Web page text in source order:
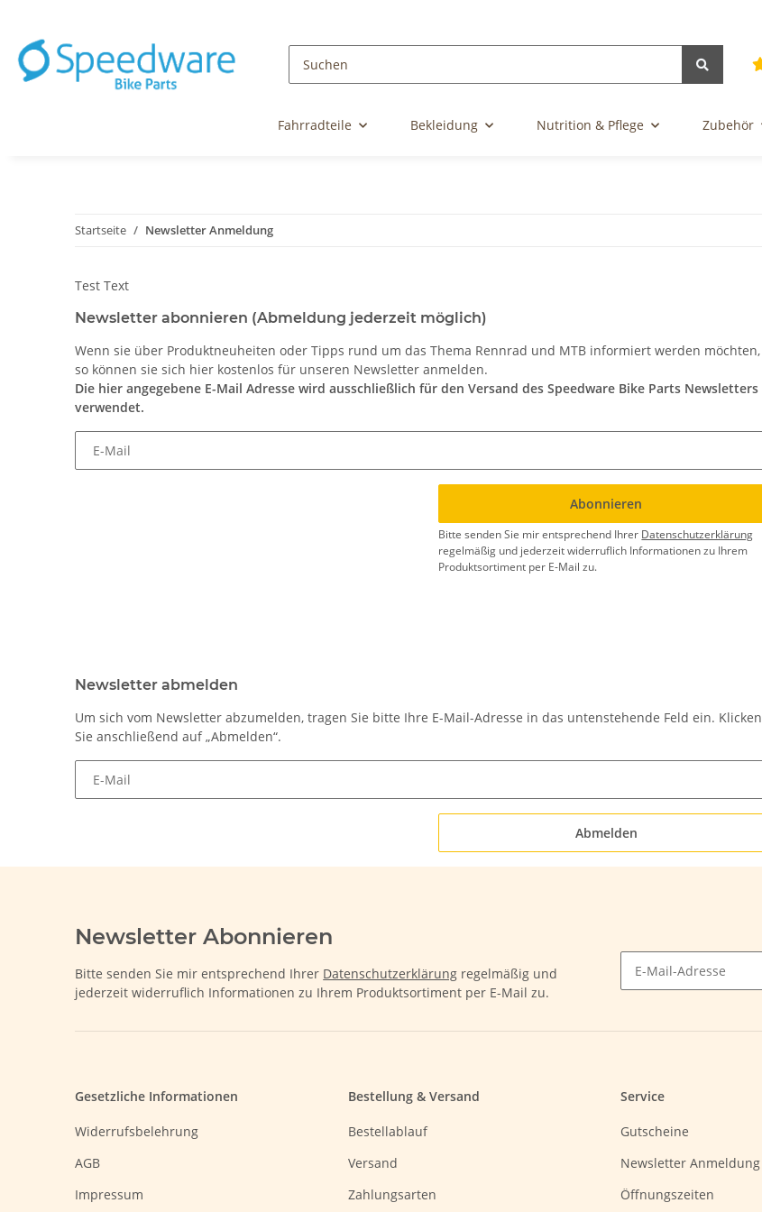
Fahrradteile Bekleidung Nutrition & Pflege Zubehör
Startseite Newsletter Anmeldung
Test Text
Newsletter abonnieren (Abmeldung jederzeit möglich)
Wenn sie über Produktneuheiten oder Tipps rund um das Thema Rennrad und MTB informiert werden möchten,
so können sie sich hier kostenlos für unseren Newsletter anmelden.
Die hier angegebene E-Mail Adresse wird ausschließlich für den Versand des Speedware Bike Parts Newsletters
verwendet.
E-Mail
Abonnieren
Bitte senden Sie mir entsprechend Ihrer Datenschutzerklärung
regelmäßig und jederzeit widerruflich Informationen zu Ihrem
Produktsortiment per E-Mail zu.
Newsletter abmelden
Um sich vom Newsletter abzumelden, tragen Sie bitte Ihre E-Mail-Adresse in das untenstehende Feld ein. Klicken
Sie anschließend auf „Abmelden“.
E-Mail
Abmelden
Newsletter Abonnieren
Bitte senden Sie mir entsprechend Ihrer Datenschutzerklärung regelmäßig und
jederzeit widerruflich Informationen zu Ihrem Produktsortiment per E-Mail zu.
Gesetzliche Informationen
Widerrufsbelehrung
AGB
Impressum
Bestellung & Versand
Bestellablauf
Versand
Zahlungsarten
Service
Gutscheine
Newsletter Anmeldung
Öffnungszeiten